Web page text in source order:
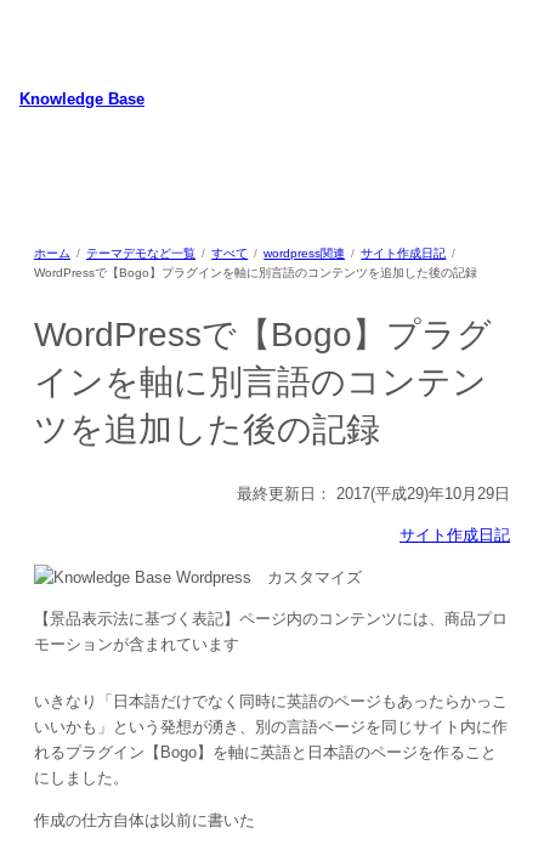
スKnowledge Base
ホーム テーマデモなど一覧 すべて wordpress関連
サイト作成日記
WordPressで【Bogo】プラグインを軸に別言語のコンテンツを追加した後の記録
WordPressで【Bogo】プラグ
インを軸に別言語のコンテン
ツを追加した後の記録
最終更新日： 2017(平成29)年10月29日
サイト作成日記
【景品表示法に基づく表記】ページ内のコンテンツには、商品プロ
モーションが含まれています
いきなり「日本語だけでなく同時に英語のページもあったらかっこ
いいかも」という発想が湧き、別の言語ページを同じサイト内に作
れるプラグイン【Bogo】を軸に英語と日本語のページを作ること
にしました。
作成の仕方自体は以前に書いた